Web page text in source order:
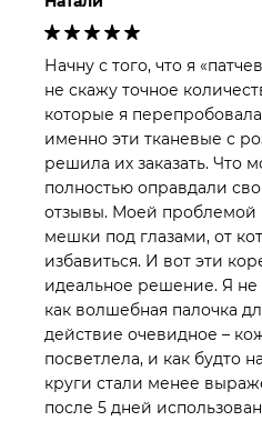
зменшенню виразності
Тандем пантенолу і
прискорює процеси
акцентовано впливає на
симптомів
заряджається енергією,
пори звужуються і
шкірного себуму.
Начну с того, что я
не скажу точное
которые я
именно эти тканевые с
решила их заказать. Что
полностью оправдали
отзывы. Моей проблемой
мешки под глазами, от
избавиться. И вот эти
идеальное решение. Я не
как волшебная палочка
действие очевидное –
посветлела, и как будто
круги стали менее
после 5 дней